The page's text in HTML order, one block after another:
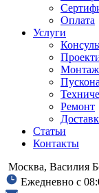
Оплата
Услуги
Монтаж
Ремонт
Статьи
Контакты
Москва, Василия
Ежедневно с